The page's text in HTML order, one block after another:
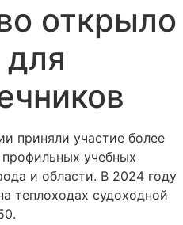
открыло
приняли участие более
профильных учебных
и области. В 2024 году
теплоходах судоходной